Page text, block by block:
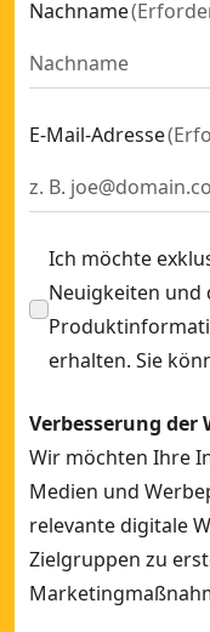
1.300 Watt
1.500 Watt
1.010 Watt
Nachname(
E-Mail-Adresse(
Ich möchte
Neuigkeiten und
erhalten. Sie
Verbesserung der
Wir möchten Ihre
Medien und
relevante digitale
Zielgruppen zu